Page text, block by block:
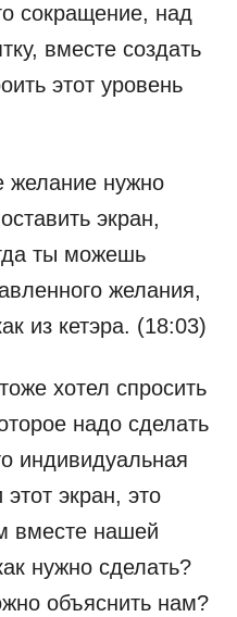
сокращение, над
вместе создать
этот уровень
желание нужно
экран,
ты можешь
желания,
из кетэра. (18:03)
хотел спросить
надо сделать
индивидуальная
экран, это
вместе нашей
нужно сделать?
объяснить нам?